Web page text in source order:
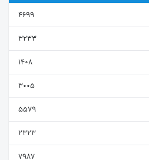
4699
3233
1408
3005
5579
2323
7987